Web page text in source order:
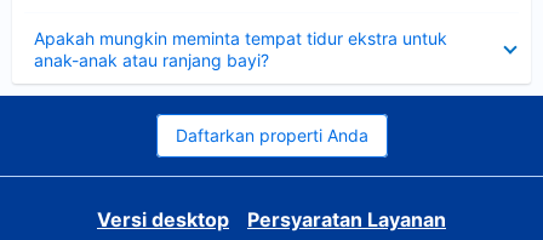
Apakah mungkin meminta tempat tidur ekstra untuk
anak-anak atau ranjang bayi?
Daftarkan properti Anda
Versi desktop
Persyaratan Layanan